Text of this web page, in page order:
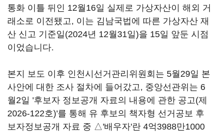
통화 이틀 뒤인 12월16일 실제로 가상자산이 해외 거
래소로 이전됐고, 이는 김남국법에 따른 가상자산 재
산 신고 기준일(2024년 12월31일)을 15일 앞둔 시점
이었습니다.
본지 보도 이후 인천시선거관리위원회는 5월29일 본
사안에 대한 조사 절차에 들어갔고, 중앙선관위는 6
월2일 '후보자 정보공개 자료의 내용에 관한 공고(제
2026-122호)'를 통해 유 후보의 책자형 선거공보 후
보자정보공개 자료 중 △'배우자'란 4억3988만1000